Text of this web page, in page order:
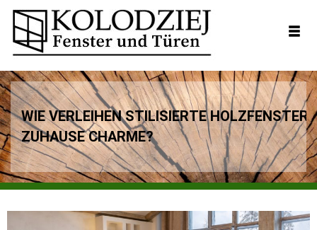
WIE VERLEIHEN STILISIERTE HOLZFENSTER
ZUHAUSE CHARME?